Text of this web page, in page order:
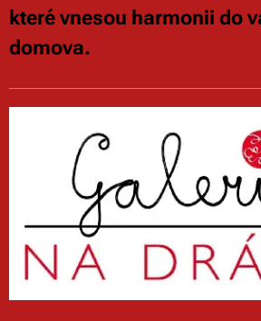
které vnesou harmonii do
domova.